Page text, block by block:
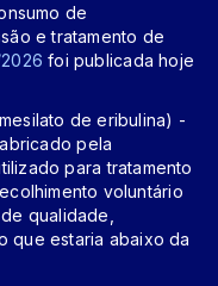
de
e tratamento de
foi publicada hoje
de eribulina) -
pela
para tratamento
voluntário
qualidade,
que estaria abaixo da